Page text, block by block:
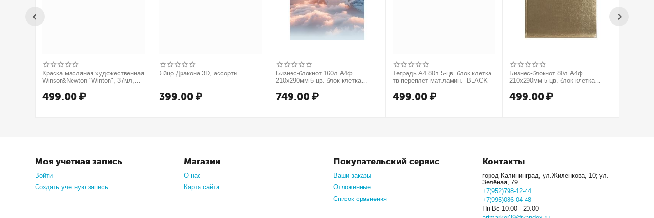
Краска масляная художественная
Winsor&Newton "Winton", 37мл,
499.00 ₽
Яйцо Дракона 3D, ассорти
399.00 ₽
Бизнес-блокнот 160л А4ф
210х290мм 5-цв. блок клетка
мат.ламин. -В моменте
749.00 ₽
Тетрадь А4 80л 5-цв. блок клетка
тв.переплет мат.ламин. -BLACK
499.00 ₽
Бизнес-блокнот 80л А4ф
210х290мм 5-цв. блок клетка
МЕТАЛЛИК серия Золото
499.00 ₽
Моя учетная запись
Войти
Создать учетную запись
Магазин
О нас
Карта сайта
Покупательский сервис
Ваши заказы
Отложенные
Список сравнения
Контакты
город Калининград, ул.Жиленкова, 10; ул.
Зелёная, 79
+7(952)798-12-44
+7(995)086-04-48
Пн-Вс 10.00 - 20.00